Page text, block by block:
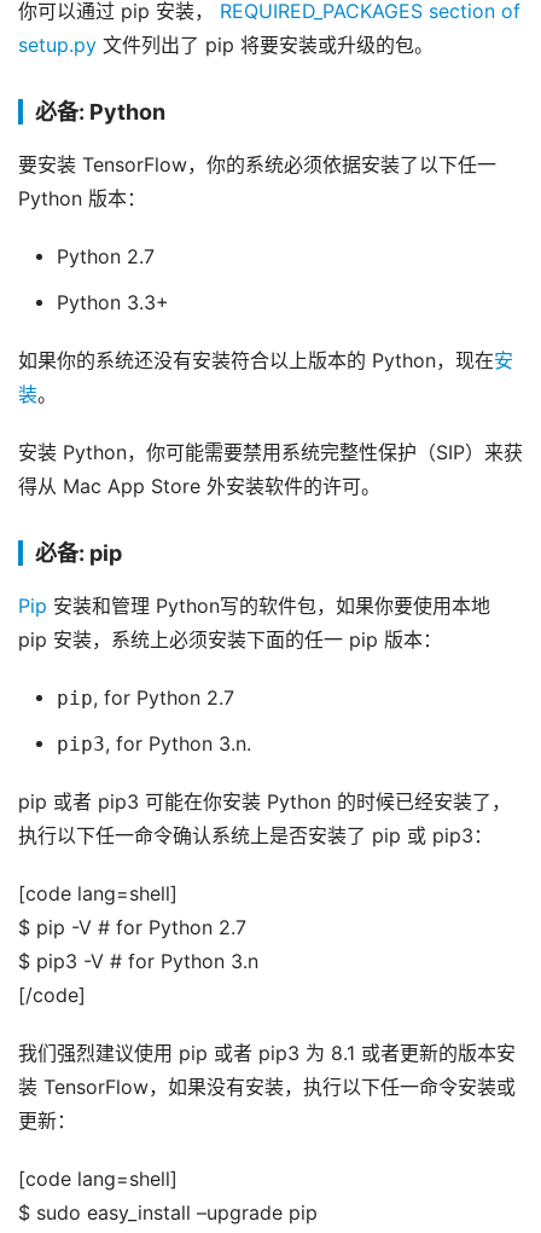
你可以通过 pip 安装， REQUIRED_PACKAGES section of
setup.py 文件列出了 pip 将要安装或升级的包。
必备: Python
要安装 TensorFlow，你的系统必须依据安装了以下任一
Python 版本：
Python 2.7
Python 3.3+
如果你的系统还没有安装符合以上版本的 Python，现在安
装。
安装 Python，你可能需要禁用系统完整性保护（SIP）来获
得从 Mac App Store 外安装软件的许可。
必备: pip
Pip 安装和管理 Python写的软件包，如果你要使用本地
pip 安装，系统上必须安装下面的任一 pip 版本：
pip, for Python 2.7
pip3, for Python 3.n.
pip 或者 pip3 可能在你安装 Python 的时候已经安装了，
执行以下任一命令确认系统上是否安装了 pip 或 pip3：
[code lang=shell]
$ pip -V # for Python 2.7
$ pip3 -V # for Python 3.n
[/code]
我们强烈建议使用 pip 或者 pip3 为 8.1 或者更新的版本安
装 TensorFlow，如果没有安装，执行以下任一命令安装或
更新：
[code lang=shell]
$ sudo easy_install –upgrade pip